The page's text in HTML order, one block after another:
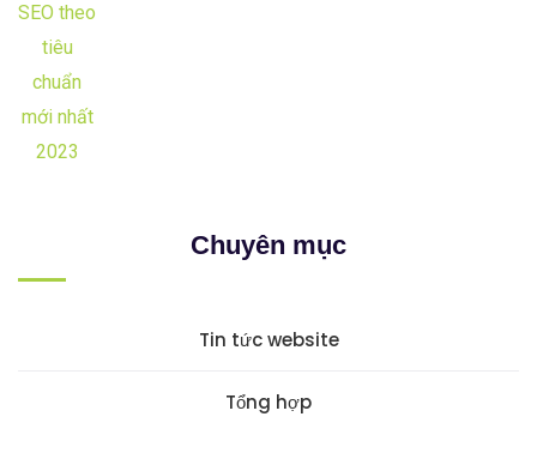
Chuyên mục
Tin tức website
Tổng hợp